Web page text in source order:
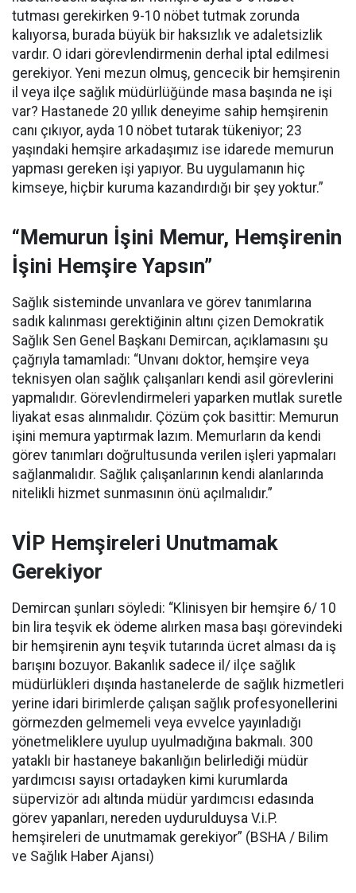
tutması gerekirken 9-10 nöbet tutmak zorunda
kalıyorsa, burada büyük bir haksızlık ve adaletsizlik
vardır. O idari görevlendirmenin derhal iptal edilmesi
gerekiyor. Yeni mezun olmuş, gencecik bir hemşirenin
il veya ilçe sağlık müdürlüğünde masa başında ne işi
var? Hastanede 20 yıllık deneyime sahip hemşirenin
canı çıkıyor, ayda 10 nöbet tutarak tükeniyor; 23
yaşındaki hemşire arkadaşımız ise idarede memurun
yapması gereken işi yapıyor. Bu uygulamanın hiç
kimseye, hiçbir kuruma kazandırdığı bir şey yoktur.”
“Memurun İşini Memur, Hemşirenin
İşini Hemşire Yapsın”
Sağlık sisteminde unvanlara ve görev tanımlarına
sadık kalınması gerektiğinin altını çizen Demokratik
Sağlık Sen Genel Başkanı Demircan, açıklamasını şu
çağrıyla tamamladı: “Unvanı doktor, hemşire veya
teknisyen olan sağlık çalışanları kendi asil görevlerini
yapmalıdır. Görevlendirmeleri yaparken mutlak suretle
liyakat esas alınmalıdır. Çözüm çok basittir: Memurun
işini memura yaptırmak lazım. Memurların da kendi
görev tanımları doğrultusunda verilen işleri yapmaları
sağlanmalıdır. Sağlık çalışanlarının kendi alanlarında
nitelikli hizmet sunmasının önü açılmalıdır.”
VİP Hemşireleri Unutmamak
Gerekiyor
Demircan şunları söyledi: “Klinisyen bir hemşire 6/ 10
bin lira teşvik ek ödeme alırken masa başı görevindeki
bir hemşirenin aynı teşvik tutarında ücret alması da iş
barışını bozuyor. Bakanlık sadece il/ ilçe sağlık
müdürlükleri dışında hastanelerde de sağlık hizmetleri
yerine idari birimlerde çalışan sağlık profesyonellerini
görmezden gelmemeli veya evvelce yayınladığı
yönetmeliklere uyulup uyulmadığına bakmalı. 300
yataklı bir hastaneye bakanlığın belirlediği müdür
yardımcısı sayısı ortadayken kimi kurumlarda
süpervizör adı altında müdür yardımcısı edasında
görev yapanları, nereden uydurulduysa V.i.P.
hemşireleri de unutmamak gerekiyor” (BSHA / Bilim
ve Sağlık Haber Ajansı)